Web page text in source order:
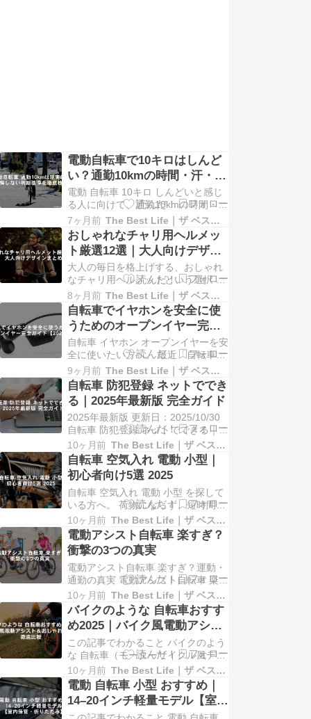
電動自転車で10キロはしんど
い？通勤10kmの時間・汗・後
悔しない判断基準
電動 自転車 10キロ しんどいと感じ
る人に向けて、通勤10kmの時間・
汗・体力・後悔しない判断基準を解
説します。 通勤10kmのリアル検証
電動自転車で10キロはしんどい？結
論、条件次第でかなり現実的です
「電動自転車なら10キロくらい余裕
でしょ」と思う一方で、 毎日の通勤
と…
7ヶ月前 The Best Life｜ザ ベスト ライフ
おしゃれなチャリ用ヘルメッ
ト厳選12選｜大人向けデザイ
ンまとめ
大人の毎日を格上げする、おしゃれ
なチャリ用ヘルメットという選択 結
論から言うと、今は おしゃれと安全
性を両立できるチャリ用ヘルメット
を選ぶ時代です。 自転車に乗る機会
が増えた今、ヘルメットはただの安
全装備ではなく、 日常のスタイルを
自然に引き立てる存在へと変わって
きました。 …
8ヶ月前 The Best Life｜ザ ベスト ライフ
自転車でイヤホンを安全に使
うためのオープンイヤー完全
ガイド【2025年版】
自転車 イヤホン オープンイヤーを安
全に使いたい方へ。 最近「自転車に
乗りながらイヤホンって、やっぱり
危ないの…？」と不安を感じる声が
増えており、街中やサイクリングロ
ードでも耳を塞がない“オープンイヤ
ー型イヤホン”の利用者が目立つよう
になりました。 「音楽・ラジオで気
分を上げた…
9ヶ月前 The Best Life｜ザ ベスト ライフ
自転車 防犯登録 ネットででき
る｜2025年最新版 完全ガイド
2025年最新版 更新日：2025/10/30
自転車 防犯登録 ネットでできる｜ま
ず結論と全体像 自転車 防犯登録 ネ
ットでできるか？結論：一部地域・
事業者でオンライン手続きが可能で
す。 ただし全国一律ではないため、
対応地域の確認・必要書類・シール
受取方法を先に押さえましょう…
10ヶ月前 The Best Life｜ザ ベスト ライフ
自転車 空気入れ 電動 小型｜
初心者向け5選 2025
自転車 空気入れ 電動 小型 を探して
いる方へ。 荷物にならず、短時間で
しっかり入る――そんな“ちょうどい
い”1本が欲しいですよね。 最近は
USB-C充電やオートストップ対応の
モデルが増え、通勤前の微調整や週
末ライド前のチェックがぐっと楽に
なりました。 仏式/米式/英式…どれ
に…
10ヶ月前 The Best Life｜ザ ベスト ライフ
電動アシスト自転車 楽すぎ？
衝撃の3つの真実
電動アシスト自転車 楽すぎ？運動・
通勤の真実 電動アシスト自転車 楽す
ぎ？運動・通勤の真実 電動アシスト
自転車 楽すぎってホント？——通勤
ルート20.4kmを3回実走。 速度・心
拍・電力量で“楽すぎ”の正体を数字
で暴きます。 結論ざっくり “楽す
ぎ”に感じるのは発進・坂・向かい…
10ヶ月前 The Best Life｜ザ ベスト ライフ
バイクのような 自転車おすす
め2025｜バイク風電動アシス
ト＆おしゃれモデル徹底比較
この記事でわかること バイクのよう
な 自転車（モーターサイクル風デザ
イン）の最新事情 選び方の軸：見た
目・アシスト方式・法令適合・重
量・航続距離 比較対象：CAVET II／
ADO／JP STARS（※本編で仕様を
10ヶ月前 The Best Life｜ザ ベスト ライフ
電動 自転車 小型 おすすめ｜
14–20インチ軽量モデル【室内
保管・折りたたみ】